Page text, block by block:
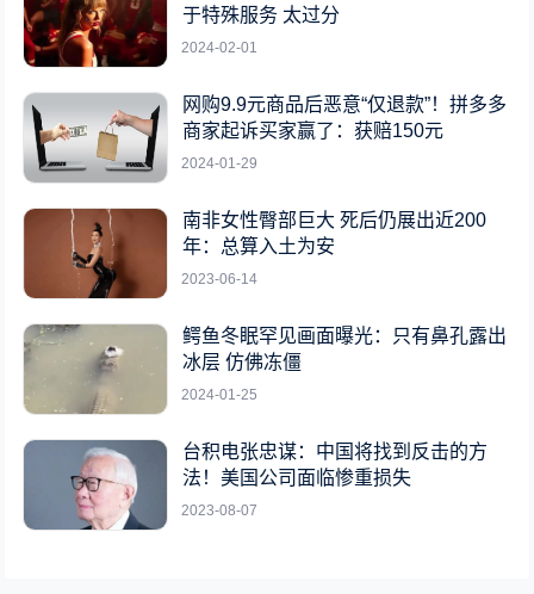
于特殊服务 太过分
2024-02-01
网购9.9元商品后恶意“仅退款”！拼多多
商家起诉买家赢了：获赔150元
2024-01-29
南非女性臀部巨大 死后仍展出近200
年：总算入土为安
2023-06-14
鳄鱼冬眠罕见画面曝光：只有鼻孔露出
冰层 仿佛冻僵
2024-01-25
台积电张忠谋：中国将找到反击的方
法！美国公司面临惨重损失
2023-08-07